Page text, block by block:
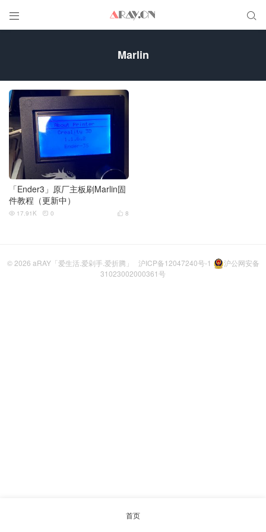
 
Marlin
「Ender3」原厂主板刷Marlin固
件教程（更新中）
 8
 17.91K  0
© 2026 aRAY「爱生活.爱剁手.爱折腾」 沪ICP备12047240号-1
沪公网安备
31023002000361号
首页